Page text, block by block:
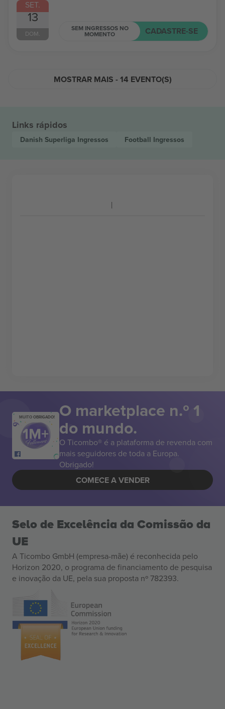
SET.
13
DOM.
SEM INGRESSOS NO
MOMENTO CADASTRE-SE
MOSTRAR MAIS - 14 EVENTO(S)
Links rápidos
Danish Superliga Ingressos Football Ingressos
MUITO OBRIGADO! O marketplace n.º 1
do mundo.
O Ticombo® é a plataforma de revenda com
mais seguidores de toda a Europa.
Obrigado!
COMECE A VENDER
Selo de Excelência da Comissão da
UE
A Ticombo GmbH (empresa-mãe) é reconhecida pelo
Horizon 2020, o programa de financiamento de pesquisa
e inovação da UE, pela sua proposta nº 782393.